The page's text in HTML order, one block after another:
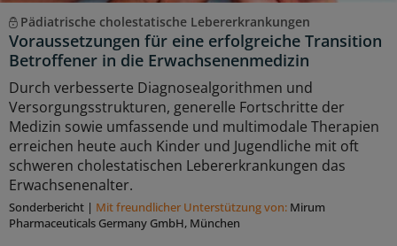
Pädiatrische cholestatische Lebererkrankungen
Voraussetzungen für eine erfolgreiche Transition
Betroffener in die Erwachsenenmedizin
Durch verbesserte Diagnosealgorithmen und
Versorgungsstrukturen, generelle Fortschritte der
Medizin sowie umfassende und multimodale Therapien
erreichen heute auch Kinder und Jugendliche mit oft
schweren cholestatischen Lebererkrankungen das
Erwachsenenalter.
Sonderbericht | Mit freundlicher Unterstützung von: Mirum
Pharmaceuticals Germany GmbH, München